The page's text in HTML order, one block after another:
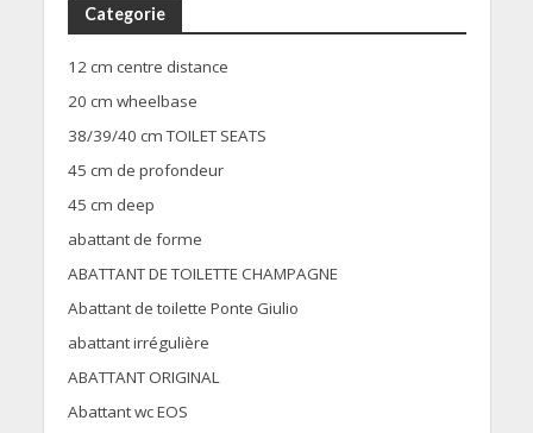
Categorie
12 cm centre distance
20 cm wheelbase
38/39/40 cm TOILET SEATS
45 cm de profondeur
45 cm deep
abattant de forme
ABATTANT DE TOILETTE CHAMPAGNE
Abattant de toilette Ponte Giulio
abattant irrégulière
ABATTANT ORIGINAL
Abattant wc EOS